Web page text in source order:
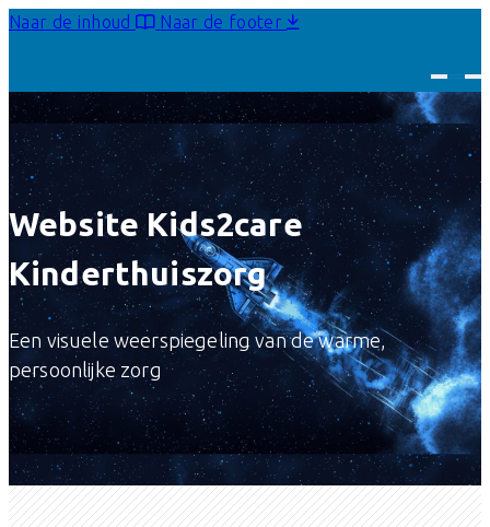
Naar de inhoud Naar de footer
Website Kids2care
Kinderthuiszorg
Een visuele weerspiegeling van de warme,
persoonlijke zorg